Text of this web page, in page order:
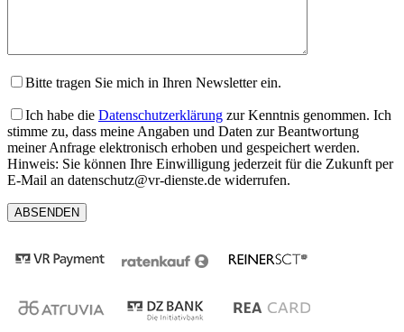
Bitte tragen Sie mich in Ihren Newsletter ein.
Ich habe die Datenschutzerklärung zur Kenntnis genommen. Ich
stimme zu, dass meine Angaben und Daten zur Beantwortung
meiner Anfrage elektronisch erhoben und gespeichert werden.
Hinweis: Sie können Ihre Einwilligung jederzeit für die Zukunft per
E-Mail an datenschutz@vr-dienste.de widerrufen.